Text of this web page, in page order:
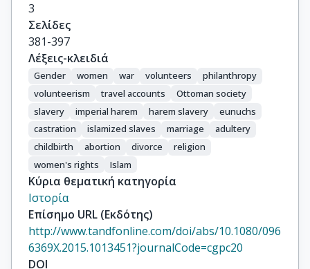
3
Σελίδες
381-397
Λέξεις-κλειδιά
Gender women war volunteers
philanthropy
volunteerism
travel accounts
Ottoman society
slavery
imperial harem harem slavery
eunuchs
castration
islamized slaves marriage
adultery
childbirth
abortion divorce
religion
women's rights
Islam
Κύρια θεματική κατηγορία
Ιστορία
Επίσημο URL (Εκδότης)
http://www.tandfonline.com/doi/abs/10.1080/096
6369X.2015.1013451?journalCode=cgpc20
DOI